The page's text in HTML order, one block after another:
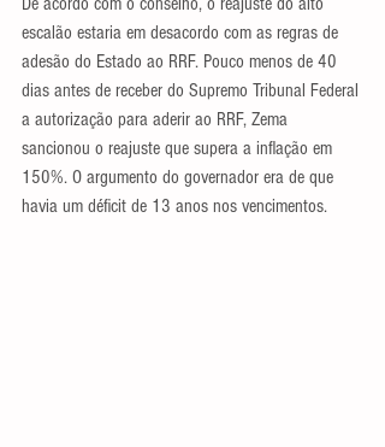
escalão estaria em desacordo com as regras de
adesão do Estado ao RRF. Pouco menos de 40
dias antes de receber do Supremo Tribunal Federal
a autorização para aderir ao RRF, Zema
sancionou o reajuste que supera a inflação em
150%. O argumento do governador era de que
havia um déficit de 13 anos nos vencimentos.